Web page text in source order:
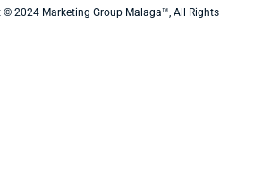
© 2024 Marketing Group Malaga™, All Rights